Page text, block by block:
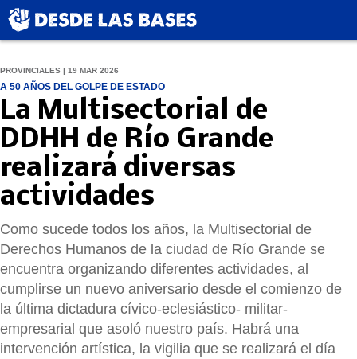
PROVINCIALES | 19 MAR 2026
A 50 AÑOS DEL GOLPE DE ESTADO
La Multisectorial de
DDHH de Río Grande
realizará diversas
actividades
Como sucede todos los años, la Multisectorial de
Derechos Humanos de la ciudad de Río Grande se
encuentra organizando diferentes actividades, al
cumplirse un nuevo aniversario desde el comienzo de
la última dictadura cívico-eclesiástico- militar-
empresarial que asoló nuestro país. Habrá una
intervención artística, la vigilia que se realizará el día